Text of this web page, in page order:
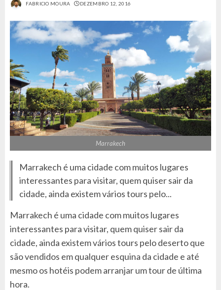
FABRICIO MOURA DEZEMBRO 12, 2016
Marrakech
Marrakech é uma cidade com muitos lugares
interessantes para visitar, quem quiser sair da
cidade, ainda existem vários tours pelo...
Marrakech é uma cidade com muitos lugares
interessantes para visitar, quem quiser sair da
cidade, ainda existem vários tours pelo deserto que
são vendidos em qualquer esquina da cidade e até
mesmo os hotéis podem arranjar um tour de última
hora.